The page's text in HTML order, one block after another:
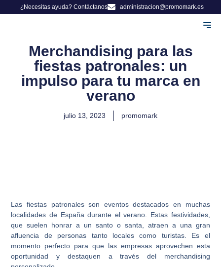
¿Necesitas ayuda? Contáctanos administracion@promomark.es
Merchandising para las
fiestas patronales: un
impulso para tu marca en
verano
julio 13, 2023 promomark
Las fiestas patronales son eventos destacados en muchas
localidades de España durante el verano. Estas festividades,
que suelen honrar a un santo o santa, atraen a una gran
afluencia de personas tanto locales como turistas. Es el
momento perfecto para que las empresas aprovechen esta
oportunidad y destaquen a través del merchandising